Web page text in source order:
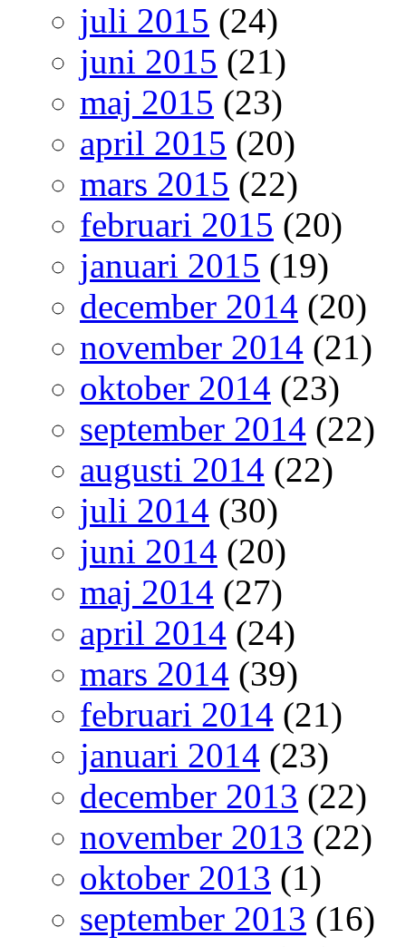
juli 2015 (24)
juni 2015 (21)
maj 2015 (23)
april 2015 (20)
mars 2015 (22)
februari 2015 (20)
januari 2015 (19)
december 2014 (20)
november 2014 (21)
oktober 2014 (23)
september 2014 (22)
augusti 2014 (22)
juli 2014 (30)
juni 2014 (20)
maj 2014 (27)
april 2014 (24)
mars 2014 (39)
februari 2014 (21)
januari 2014 (23)
december 2013 (22)
november 2013 (22)
oktober 2013 (1)
september 2013 (16)